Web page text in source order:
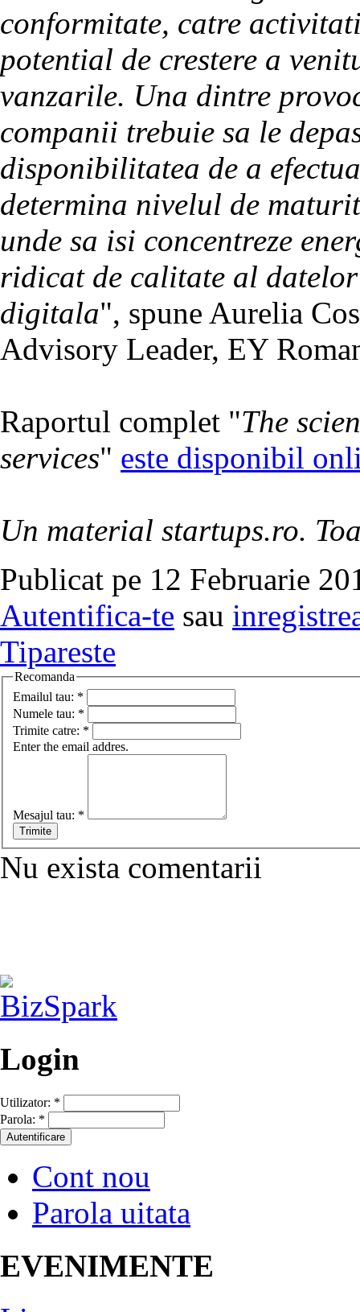
conformitate, catre
potential de crestere a
vanzarile. Una dintre
companii trebuie sa le
disponibilitatea de a
determina nivelul de
unde sa isi concentreze
ridicat de calitate al
digitala", spune Aurelia
Advisory Leader, EY
Raportul complet "The
services" este disponibil
Un material startups.ro.
Publicat pe 12 Februarie
Autentifica-te sau
Tipareste
Recomanda
Emailul tau: *
Numele tau: *
Trimite catre: *
Enter the email addres.
Mesajul tau: *
Nu exista comentarii
Login
Utilizator: *
Parola: *
Cont nou
Parola uitata
EVENIMENTE